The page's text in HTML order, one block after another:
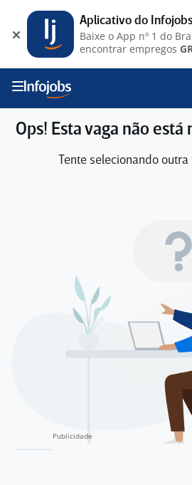
Ops! Esta vaga não
Tente selecionando
Aplicativo do
Baixe o App nº 1 do
encontrar empregos